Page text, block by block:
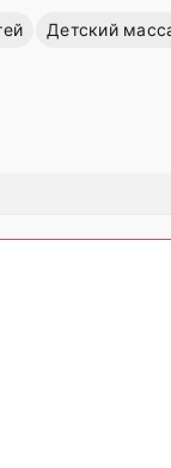
Детский